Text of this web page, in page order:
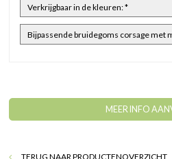
MEER INFO
TERUG NAAR PRODUCTENOVERZICHT